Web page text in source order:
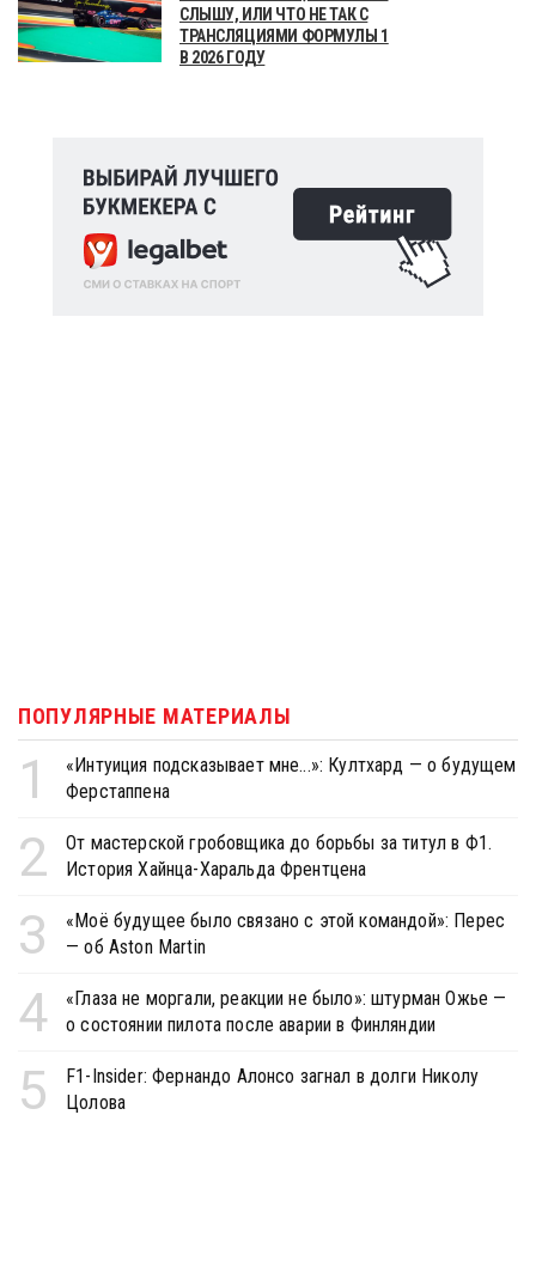
СЛЫШУ, ИЛИ ЧТО НЕ ТАК С
ТРАНСЛЯЦИЯМИ ФОРМУЛЫ 1
В 2026 ГОДУ
ПОПУЛЯРНЫЕ МАТЕРИАЛЫ
1
«Интуиция подсказывает мне...»: Култхард — о будущем
Ферстаппена
2
От мастерской гробовщика до борьбы за титул в Ф1.
История Хайнца-Харальда Френтцена
3
«Моё будущее было связано с этой командой»: Перес
— об Aston Martin
4
«Глаза не моргали, реакции не было»: штурман Ожье —
о состоянии пилота после аварии в Финляндии
5
F1-Insider: Фернандо Алонсо загнал в долги Николу
Цолова